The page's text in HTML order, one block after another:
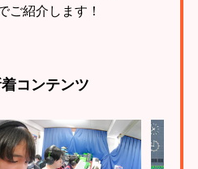
ご紹介します！
コンテンツ